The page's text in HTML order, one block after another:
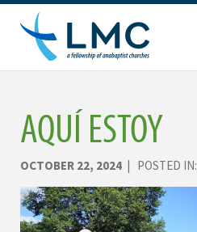
Skip
content
AQUÍ ESTOY
OCTOBER 22, 2024 | POSTED IN: